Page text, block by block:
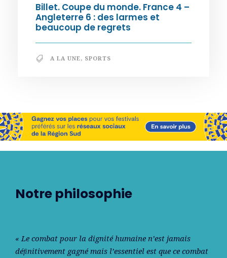
Billet. Coupe du monde. France 4 –
Angleterre 6 : des larmes et
beaucoup de regrets
A LA UNE, SPORTS
Notre philosophie
« Le combat pour la dignité humaine n’est jamais
déﬁnitivement gagné mais l’essentiel est que ce combat